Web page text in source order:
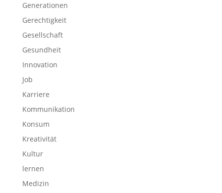
Generationen
Gerechtigkeit
Gesellschaft
Gesundheit
Innovation
Job
Karriere
Kommunikation
Konsum
Kreativität
Kultur
lernen
Medizin